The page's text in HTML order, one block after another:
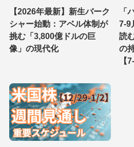
【2026年最新】新生バーク
シャー始動：アベル体制が
挑む「3,800億ドルの巨
像」の現代化
「
7-9
読
の
【